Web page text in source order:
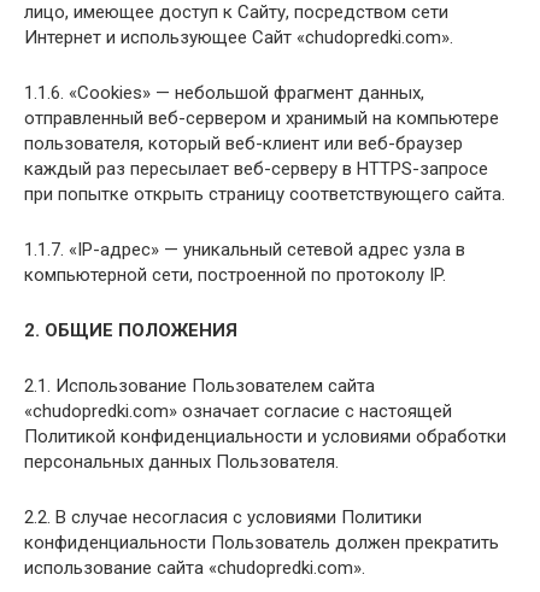
лицо, имеющее доступ к Сайту, посредством сети
Интернет и использующее Сайт «chudopredki.com».
1.1.6. «Cookies» — небольшой фрагмент данных,
отправленный веб-сервером и хранимый на компьютере
пользователя, который веб-клиент или веб-браузер
каждый раз пересылает веб-серверу в HTTPS-запросе
при попытке открыть страницу соответствующего сайта.
1.1.7. «IP-адрес» — уникальный сетевой адрес узла в
компьютерной сети, построенной по протоколу IP.
2. ОБЩИЕ ПОЛОЖЕНИЯ
2.1. Использование Пользователем сайта
«chudopredki.com» означает согласие с настоящей
Политикой конфиденциальности и условиями обработки
персональных данных Пользователя.
2.2. В случае несогласия с условиями Политики
конфиденциальности Пользователь должен прекратить
использование сайта «chudopredki.com».